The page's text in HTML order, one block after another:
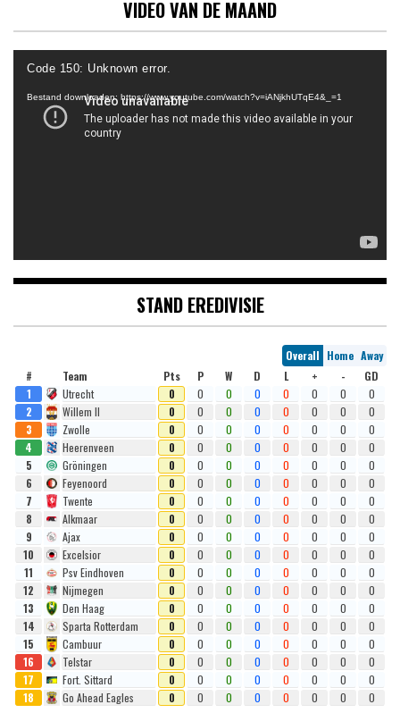
VIDEO VAN DE MAAND
Videospeler
Code 150: Unknown error.
Bestand downloaden: https://www.youtube.com/watch?v=iANjkhUTqE4&_=1
STAND EREDIVISIE
Overall Home Away
#
Team Pts P W D L + -
GD
1
Utrecht 0 0 0 0 0 0 0
0
2
Willem II 0 0 0 0 0 0 0
0
3
Zwolle 0 0 0 0 0 0 0
0
4
Heerenveen 0 0 0 0 0 0 0
0
5
Gröningen 0 0 0 0 0 0 0
0
6
Feyenoord 0 0 0 0 0 0 0
0
7
Twente 0 0 0 0 0 0 0
0
8
Alkmaar 0 0 0 0 0 0 0
0
9
Ajax 0 0 0 0 0 0 0
0
10
Excelsior 0 0 0 0 0 0 0
0
11
Psv Eindhoven 0 0 0 0 0 0 0
0
12
Nijmegen 0 0 0 0 0 0 0
0
13
Den Haag 0 0 0 0 0 0 0
0
14
Sparta Rotterdam 0 0 0 0 0 0 0
0
15
Cambuur 0 0 0 0 0 0 0
0
16
Telstar 0 0 0 0 0 0 0
0
17
Fort. Sittard 0 0 0 0 0 0 0
0
18
Go Ahead Eagles 0 0 0 0 0 0 0
0